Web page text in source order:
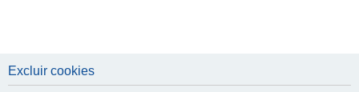
Excluir cookies